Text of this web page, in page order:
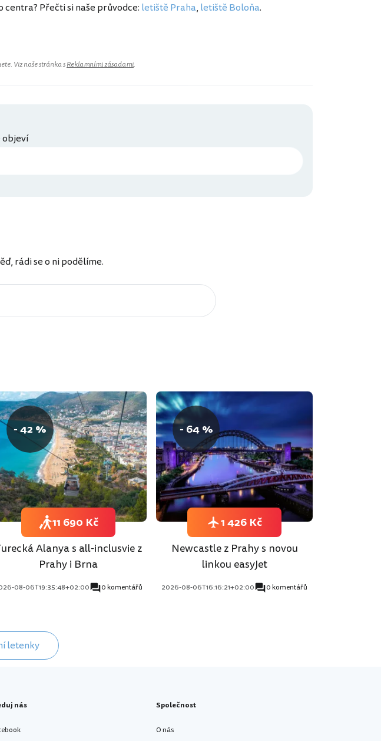
centra? Přečti si naše průvodce: letiště Praha, letiště Boloňa.
Viz naše stránka sReklamními zásadami.
objeví
rádi se o ni podělíme.
- 42 %
Alanya s all-inclusvie z
Prahy i Brna
08-06T19:35:48+02:00 0 komentářů
11 690 Kč
- 64 %
Newcastle z Prahy s novou
linkou easyJet
2026-08-06T16:16:21+02:00 0 komentářů
1 426 Kč
letenky
nás Společnost
O nás